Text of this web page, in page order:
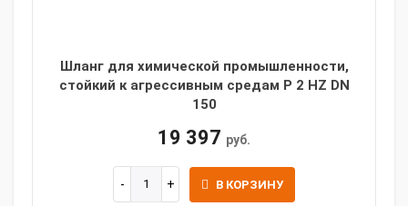
Шланг для химической промышленности,
стойкий к агрессивным средам P 2 HZ DN
150
19 397 руб.
В КОРЗИНУ